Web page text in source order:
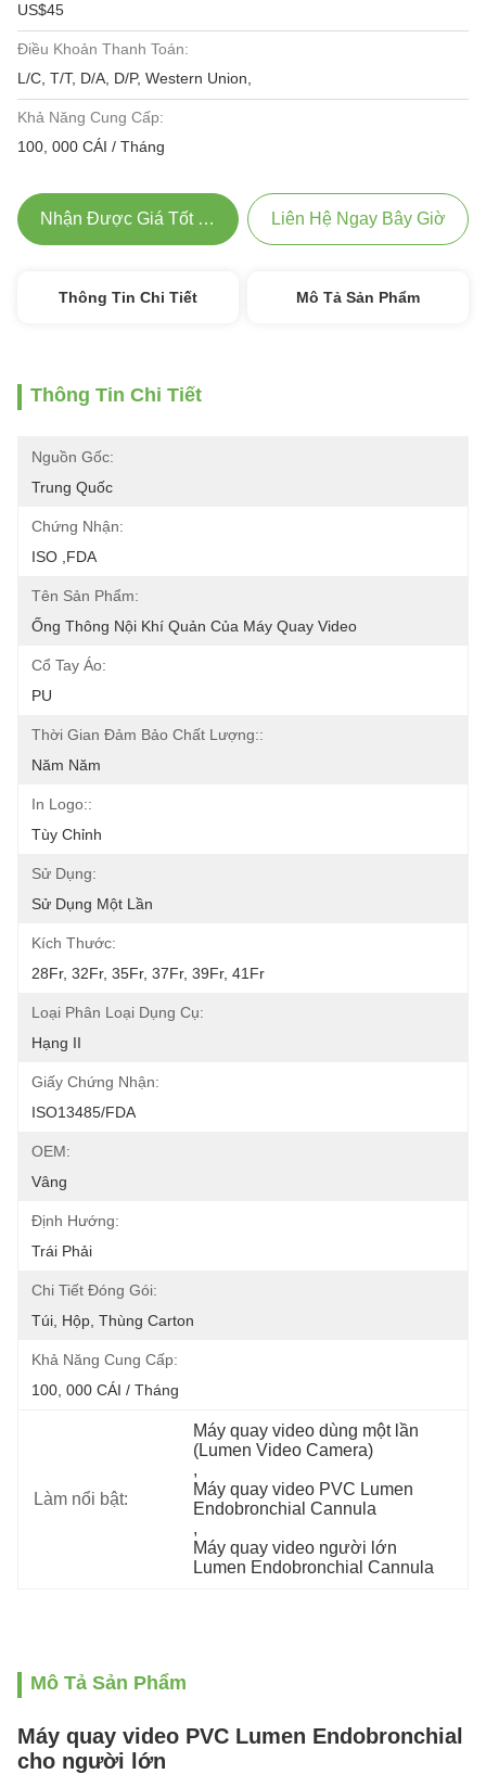
US$45
Điều Khoản Thanh Toán:
L/C, T/T, D/A, D/P, Western Union,
Khả Năng Cung Cấp:
100, 000 CÁI / Tháng
Nhận Được Giá Tốt Nhất Liên Hệ Ngay Bây Giờ
Thông Tin Chi Tiết Mô Tả Sản Phẩm
Thông Tin Chi Tiết
Nguồn Gốc:
Trung Quốc
Chứng Nhận:
ISO ,FDA
Tên Sản Phẩm:
Ống Thông Nội Khí Quản Của Máy Quay Video
Cổ Tay Áo:
PU
Thời Gian Đảm Bảo Chất Lượng::
Năm Năm
In Logo::
Tùy Chỉnh
Sử Dụng:
Sử Dụng Một Lần
Kích Thước:
28Fr, 32Fr, 35Fr, 37Fr, 39Fr, 41Fr
Loại Phân Loại Dụng Cụ:
Hạng II
Giấy Chứng Nhận:
ISO13485/FDA
OEM:
Vâng
Định Hướng:
Trái Phải
Chi Tiết Đóng Gói:
Túi, Hộp, Thùng Carton
Khả Năng Cung Cấp:
100, 000 CÁI / Tháng
Làm nổi bật:
Máy quay video dùng một lần
(Lumen Video Camera)
,
Máy quay video PVC Lumen
Endobronchial Cannula
,
Máy quay video người lớn
Lumen Endobronchial Cannula
Mô Tả Sản Phẩm
Máy quay video PVC Lumen Endobronchial
cho người lớn